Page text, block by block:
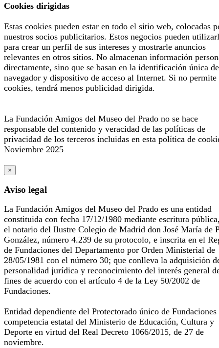
Cookies dirigidas
Estas cookies pueden estar en todo el sitio web, colocadas
nuestros socios publicitarios. Estos negocios pueden
para crear un perfil de sus intereses y mostrarle anuncios
relevantes en otros sitios. No almacenan información
directamente, sino que se basan en la identificación única
navegador y dispositivo de acceso al Internet. Si no permite
cookies, tendrá menos publicidad dirigida.
La Fundación Amigos del Museo del Prado no se hace
responsable del contenido y veracidad de las políticas de
privacidad de los terceros incluidas en esta política de
Noviembre 2025
×
Aviso legal
La Fundación Amigos del Museo del Prado es una entidad
constituida con fecha 17/12/1980 mediante escritura
el notario del Ilustre Colegio de Madrid don José María de
González, número 4.239 de su protocolo, e inscrita en el
de Fundaciones del Departamento por Orden Ministerial de
28/05/1981 con el número 30; que conlleva la adquisición
personalidad jurídica y reconocimiento del interés general
fines de acuerdo con el artículo 4 de la Ley 50/2002 de
Fundaciones.
Entidad dependiente del Protectorado único de Fundaciones
competencia estatal del Ministerio de Educación, Cultura y
Deporte en virtud del Real Decreto 1066/2015, de 27 de
noviembre.